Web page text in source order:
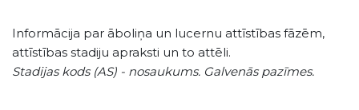
Informācija par āboliņa un lucernu attīstības fāzēm,
attīstības stadiju apraksti un to attēli.
Stadijas kods (AS) - nosaukums. Galvenās pazīmes.